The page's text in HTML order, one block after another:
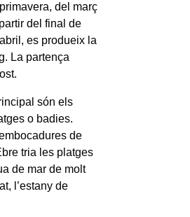
del març
del final de
es produeix la
La partença
són els
o badies.
de
tria les platges
de mar de molt
l’estany de